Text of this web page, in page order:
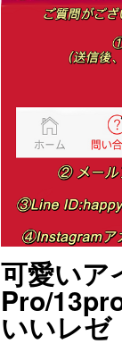
可愛いア
Pro/
いいレゼ